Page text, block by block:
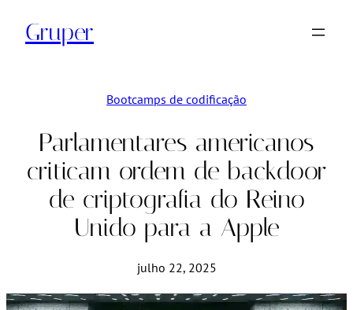
paraGruper
Bootcamps de codificação
Parlamentares americanos
criticam ordem de backdoor
de criptografia do Reino
Unido para a Apple
julho 22, 2025